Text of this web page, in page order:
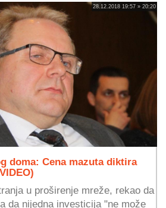
28.12.2018 19:57 » 20:20
doma: Cena mazuta diktira
u proširenje mreže, rekao da
da nijedna investicija "ne može